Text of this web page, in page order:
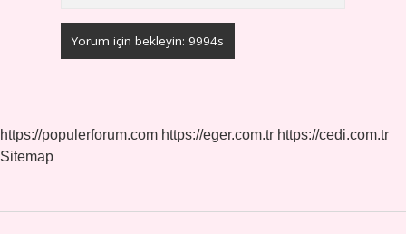
https://populerforum.com https://eger.com.tr https://cedi.com.tr
Sitemap